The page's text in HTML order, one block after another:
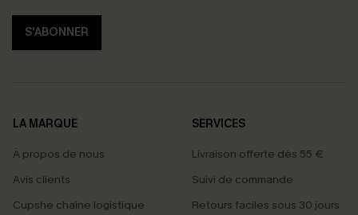
S'ABONNER
LA MARQUE
À propos de nous
Avis clients
Cupshe chaîne logistique
SERVICES
Livraison offerte dès 55 €
Suivi de commande
Retours faciles sous 30 jours